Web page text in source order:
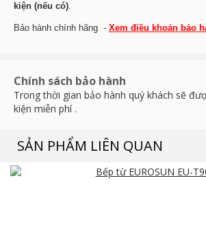
kiện (nếu có).
Bảo hành chính hãng - Xem điều khoản bảo
Chính sách bảo hành
Trong thời gian bảo hành quý khách sẽ
kiện miễn phí .
SẢN PHẨM LIÊN QUAN